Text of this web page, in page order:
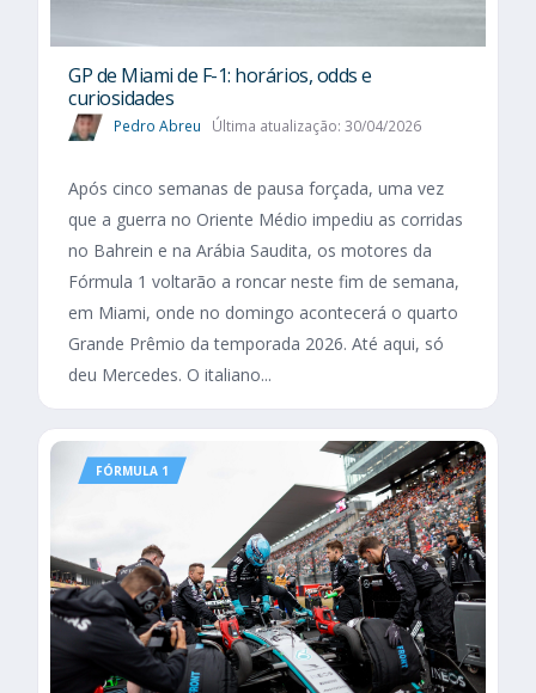
GP de Miami de F-1: horários, odds e
curiosidades
Pedro Abreu Última atualização: 30/04/2026
Após cinco semanas de pausa forçada, uma vez
que a guerra no Oriente Médio impediu as corridas
no Bahrein e na Arábia Saudita, os motores da
Fórmula 1 voltarão a roncar neste fim de semana,
em Miami, onde no domingo acontecerá o quarto
Grande Prêmio da temporada 2026. Até aqui, só
deu Mercedes. O italiano...
FÓRMULA 1